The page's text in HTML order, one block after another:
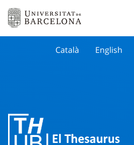
Català English